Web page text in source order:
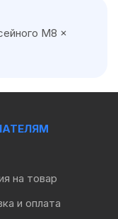
M8 x
на товар
и оплата